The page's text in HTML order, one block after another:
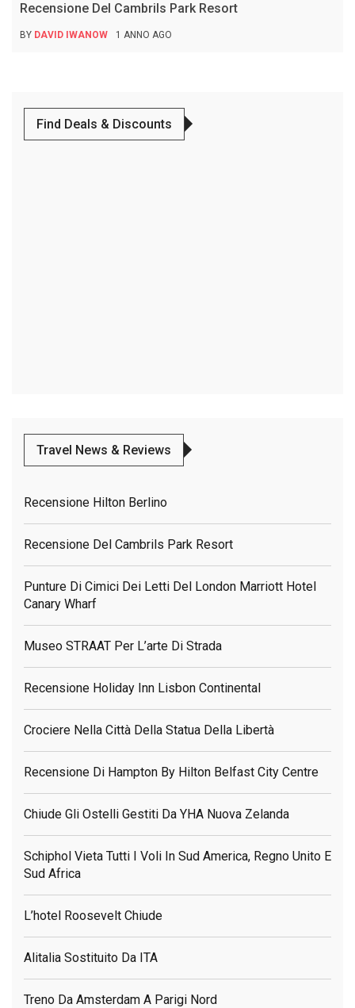
Recensione Del Cambrils Park Resort
BY DAVID IWANOW 1 ANNO AGO
Find Deals & Discounts
Travel News & Reviews
Recensione Hilton Berlino
Recensione Del Cambrils Park Resort
Punture Di Cimici Dei Letti Del London Marriott Hotel
Canary Wharf
Museo STRAAT Per L’arte Di Strada
Recensione Holiday Inn Lisbon Continental
Crociere Nella Città Della Statua Della Libertà
Recensione Di Hampton By Hilton Belfast City Centre
Chiude Gli Ostelli Gestiti Da YHA Nuova Zelanda
Schiphol Vieta Tutti I Voli In Sud America, Regno Unito E
Sud Africa
L’hotel Roosevelt Chiude
Alitalia Sostituito Da ITA
Treno Da Amsterdam A Parigi Nord